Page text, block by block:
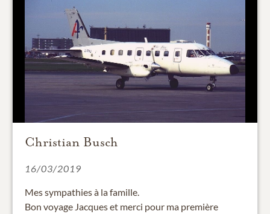
Christian Busch
16/03/2019
Mes sympathies à la famille.
Bon voyage Jacques et merci pour ma première